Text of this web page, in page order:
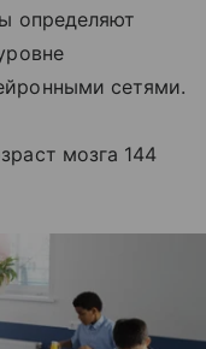
определяют
сетями.
мозга 144